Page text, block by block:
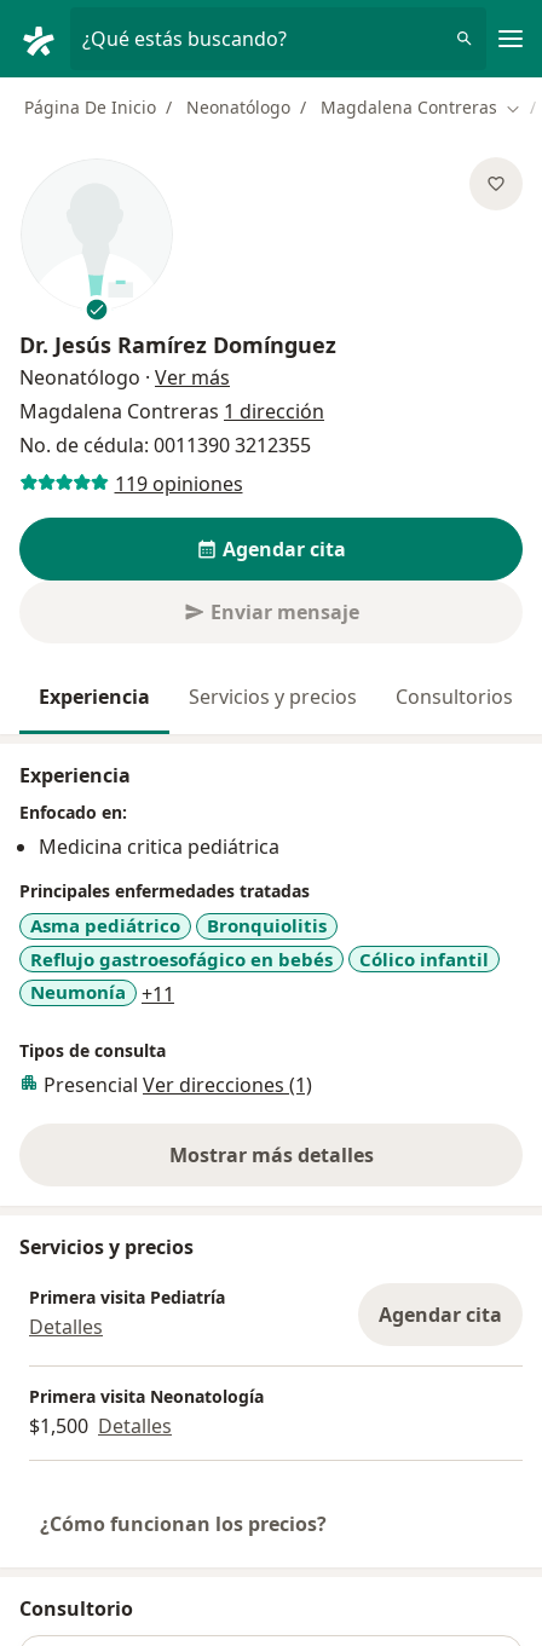
¿Qué estás buscando?
Página De Inicio Neonatólogo Magdalena Contreras
Dr. Jesús Ramírez Domínguez
Neonatólogo · Ver más
Magdalena Contreras 1 dirección
No. de cédula: 0011390 3212355
119 opiniones
Agendar cita
Enviar mensaje
Experiencia Servicios y precios Consultorios
Experiencia
Enfocado en:
Medicina critica pediátrica
Principales enfermedades tratadas
Asma pediátrico
Bronquiolitis
Reflujo gastroesofágico en bebés
Cólico infantil
Neumonía
+11
Tipos de consulta
Presencial Ver direcciones (1)
Mostrar más detalles
sobre la experiencia
Servicios y precios
Primera visita Pediatría
Detalles Agendar cita
Primera visita Neonatología
$1,500 Detalles
¿Cómo funcionan los precios?
Consultorio